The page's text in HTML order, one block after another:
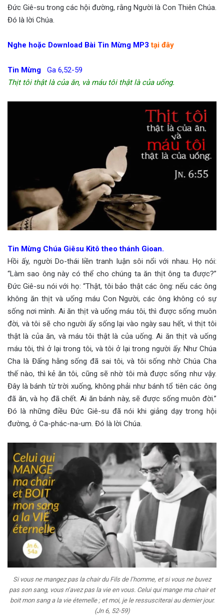
Đức Giê-su trong các hội đường, rằng Người là Con Thiên Chúa.
Đó là lời Chúa.
Nghe hoặc Download Bài Tin Mừng MP3 tại đây
Tin Mừng Ga 6,52-59
Thịt tôi thật là của ăn, và máu tôi thật là của uống.
Tin Mừng Chúa Giêsu Kitô theo thánh Gioan.
Hồi ấy, người Do-thái liền tranh luận sôi nổi với nhau. Họ nói:
“Làm sao ông này có thể cho chúng ta ăn thịt ông ta được?”
Đức Giê-su nói với họ: “Thật, tôi bảo thật các ông: nếu các ông
không ăn thịt và uống máu Con Người, các ông không có sự
sống nơi mình. Ai ăn thịt và uống máu tôi, thì được sống muôn
đời, và tôi sẽ cho người ấy sống lại vào ngày sau hết, vì thịt tôi
thật là của ăn, và máu tôi thật là của uống. Ai ăn thịt và uống
máu tôi, thì ở lại trong tôi, và tôi ở lại trong người ấy. Như Chúa
Cha là Đấng hằng sống đã sai tôi, và tôi sống nhờ Chúa Cha
thế nào, thì kẻ ăn tôi, cũng sẽ nhờ tôi mà được sống như vậy.
Đây là bánh từ trời xuống, không phải như bánh tổ tiên các ông
đã ăn, và họ đã chết. Ai ăn bánh này, sẽ được sống muôn đời.”
Đó là những điều Đức Giê-su đã nói khi giảng dạy trong hội
đường, ở Ca-phác-na-um. Đó là lời Chúa.
Si vous ne mangez pas la chair du Fils de l’homme, et si vous ne buvez
pas son sang, vous n’avez pas la vie en vous. Celui qui mange ma chair et
boit mon sang a la vie éternelle ; et moi, je le ressusciterai au dernier jour.
(Jn 6, 52-59)